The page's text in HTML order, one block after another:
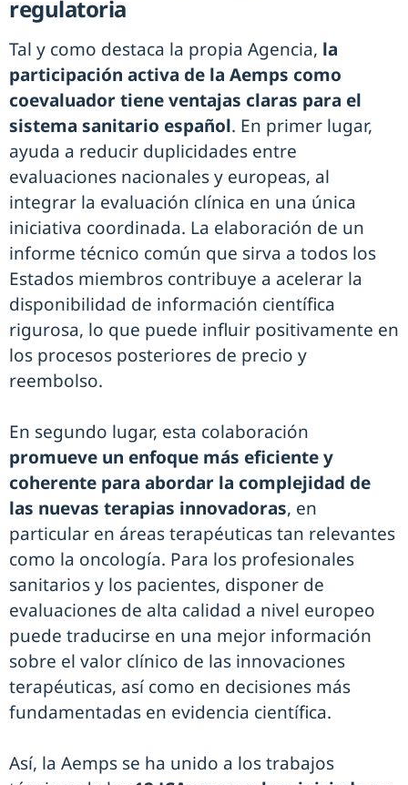
regulatoria
Tal y como destaca la propia Agencia, la
participación activa de la Aemps como
coevaluador tiene ventajas claras para el
sistema sanitario español. En primer lugar,
ayuda a reducir duplicidades entre
evaluaciones nacionales y europeas, al
integrar la evaluación clínica en una única
iniciativa coordinada. La elaboración de un
informe técnico común que sirva a todos los
Estados miembros contribuye a acelerar la
disponibilidad de información científica
rigurosa, lo que puede influir positivamente en
los procesos posteriores de precio y
reembolso.
En segundo lugar, esta colaboración
promueve un enfoque más eficiente y
coherente para abordar la complejidad de
las nuevas terapias innovadoras, en
particular en áreas terapéuticas tan relevantes
como la oncología. Para los profesionales
sanitarios y los pacientes, disponer de
evaluaciones de alta calidad a nivel europeo
puede traducirse en una mejor información
sobre el valor clínico de las innovaciones
terapéuticas, así como en decisiones más
fundamentadas en evidencia científica.
Así, la Aemps se ha unido a los trabajos